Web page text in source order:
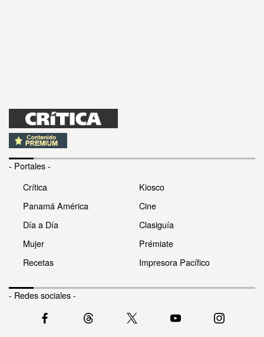
- Portales -
Crítica
Panamá América
Día a Día
Mujer
Recetas
Kiosco
Cine
Clasiguía
Prémiate
Impresora Pacífico
- Redes sociales -